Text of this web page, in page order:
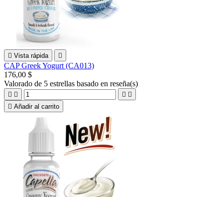
 Vista rápida 
CAP Greek Yogurt (CA013)
176,00 $
Valorado de 5 estrellas basado en reseña(s)
   
 Añadir al carrito